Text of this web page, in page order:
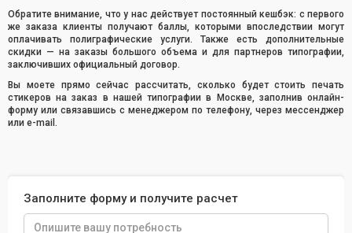
Обратите внимание, что у нас действует постоянный кешбэк: с первого
же заказа клиенты получают баллы, которыми впоследствии могут
оплачивать полиграфические услуги. Также есть дополнительные
скидки — на заказы большого объема и для партнеров типографии,
заключивших официальный договор.
Вы моете прямо сейчас рассчитать, сколько будет стоить печать
стикеров на заказ в нашей типографии в Москве, заполнив онлайн-
форму или связавшись с менеджером по телефону, через мессенджер
или e-mail.
Заполните форму и получите расчет